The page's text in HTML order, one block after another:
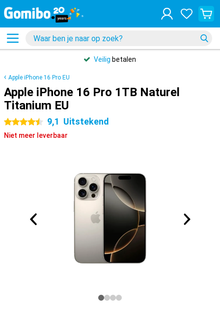
Veilig betalen
Apple iPhone 16 Pro EU
Apple iPhone 16 Pro 1TB Naturel
Titanium EU
4.5 sterren 9,1 Uitstekend
Niet meer leverbaar